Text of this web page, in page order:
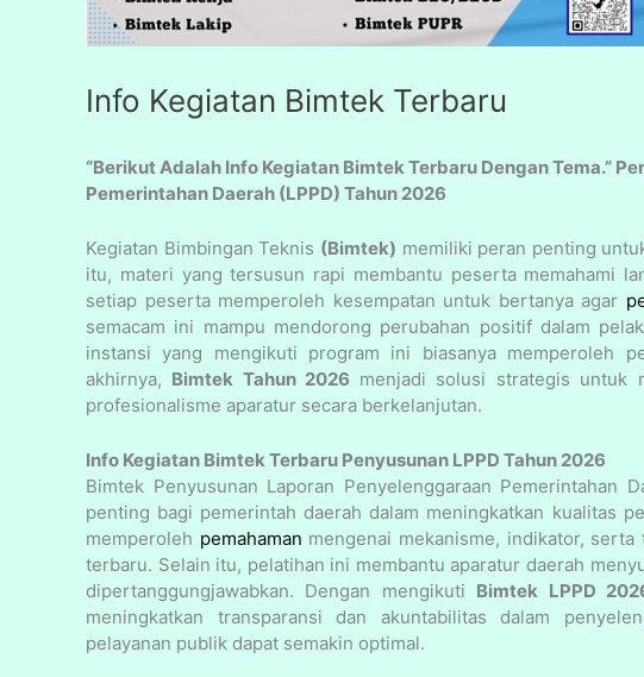
Info Kegiatan Bimtek Terbaru
“Berikut Adalah Info Kegiatan Bimtek Terbaru Dengan Tema.”
Pemerintahan Daerah (LPPD) Tahun 2026
Kegiatan Bimbingan Teknis (Bimtek) memiliki peran penting
itu, materi yang tersusun rapi membantu peserta memahami
setiap peserta memperoleh kesempatan untuk bertanya agar
semacam ini mampu mendorong perubahan positif dalam
instansi yang mengikuti program ini biasanya memperoleh
akhirnya, Bimtek Tahun 2026 menjadi solusi strategis untuk
profesionalisme aparatur secara berkelanjutan.
Info Kegiatan Bimtek Terbaru Penyusunan LPPD Tahun 2026
Bimtek Penyusunan Laporan Penyelenggaraan Pemerintahan
penting bagi pemerintah daerah dalam meningkatkan kualitas
memperoleh pemahaman mengenai mekanisme, indikator,
terbaru. Selain itu, pelatihan ini membantu aparatur daerah
dipertanggungjawabkan. Dengan mengikuti Bimtek LPPD
meningkatkan transparansi dan akuntabilitas dalam
pelayanan publik dapat semakin optimal.